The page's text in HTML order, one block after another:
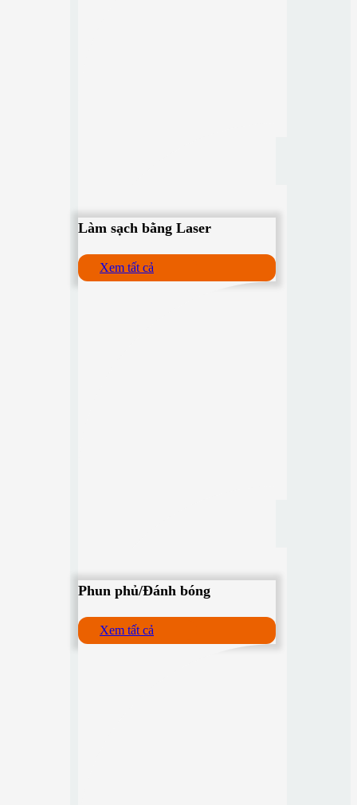
Làm sạch bằng Laser
Xem tất cả
Phun phủ/Đánh bóng
Xem tất cả